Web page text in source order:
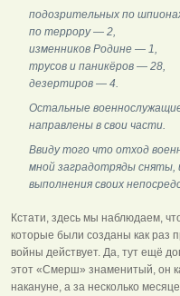
подозрительных по
по террору — 2,
изменников Родине — 1,
трусов и паникёров — 28,
дезертиров — 4.
Остальные
направлены в свои части.
Ввиду того что отход
мной заградотряды сняты,
выполнения своих
Кстати, здесь мы наблюдаем,
которые были созданы как раз
войны действует. Да, тут ещё
этот «Смерш» знаменитый, он
накануне, а за несколько